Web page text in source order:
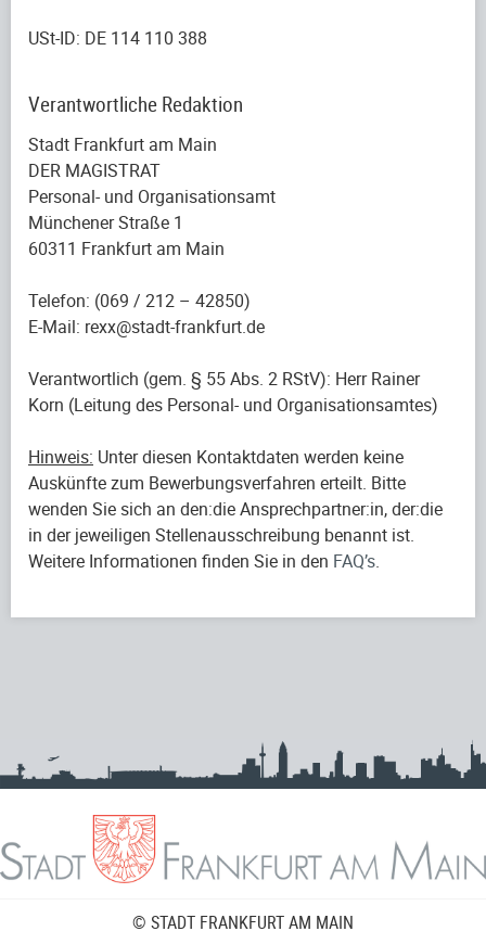
USt-ID: DE 114 110 388
Verantwortliche Redaktion
Stadt Frankfurt am Main
DER MAGISTRAT
Personal- und Organisationsamt
Münchener Straße 1
60311 Frankfurt am Main
Telefon: (069 / 212 – 42850)
E-Mail: rexx@stadt-frankfurt.de
Verantwortlich (gem. § 55 Abs. 2 RStV): Herr Rainer
Korn (Leitung des Personal- und Organisationsamtes)
Hinweis: Unter diesen Kontaktdaten werden keine
Auskünfte zum Bewerbungsverfahren erteilt. Bitte
wenden Sie sich an den:die Ansprechpartner:in, der:die
in der jeweiligen Stellenausschreibung benannt ist.
Weitere Informationen finden Sie in den FAQ’s.
© STADT FRANKFURT AM MAIN